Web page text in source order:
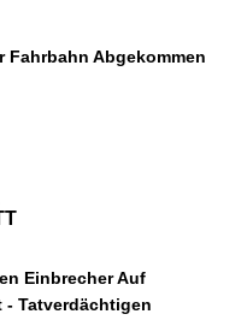
Fahrbahn Abgekommen
Einbrecher Auf
- Tatverdächtigen